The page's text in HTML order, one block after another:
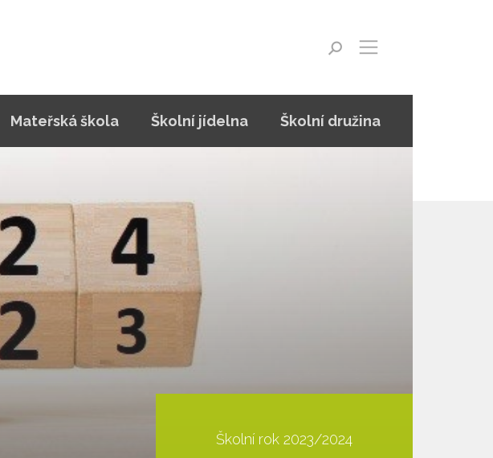
Mateřská škola Školní jídelna Školní družina
Školní rok 2023/2024